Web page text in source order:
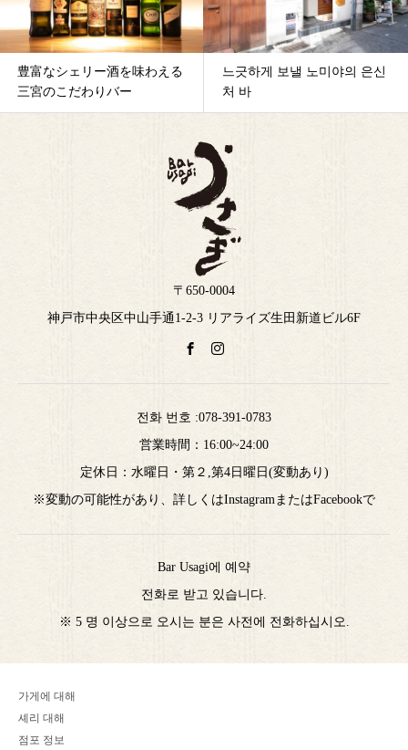
豊富なシェリー酒を味わえる
三宮のこだわりバー
느긋하게 보낼 노미야의 은신
처 바
〒650-0004
神戸市中央区中山手通1-2-3 リアライズ生田新道ビル6F
전화 번호 :078-391-0783
営業時間：16:00~24:00
定休日：水曜日・第２,第4日曜日(変動あり)
※変動の可能性があり、詳しくはInstagramまたはFacebookで
Bar Usagi에 예약
전화로 받고 있습니다.
※ 5 명 이상으로 오시는 분은 사전에 전화하십시오.
가게에 대해
셰리 대해
점포 정보